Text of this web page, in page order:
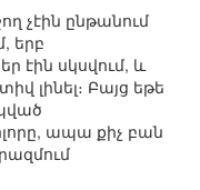
չէին ընթանում
երբ
էին սկսվում, և
լինել։ Բայց եթե
ապա քիչ բան